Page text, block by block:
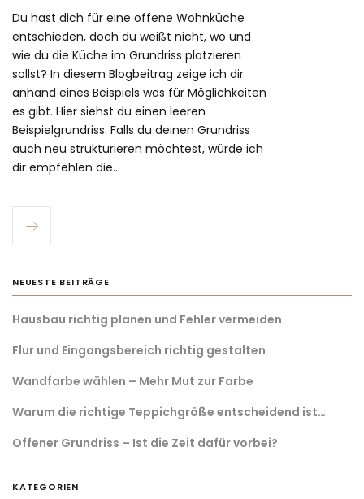
Du hast dich für eine offene Wohnküche
entschieden, doch du weißt nicht, wo und
wie du die Küche im Grundriss platzieren
sollst? In diesem Blogbeitrag zeige ich dir
anhand eines Beispiels was für Möglichkeiten
es gibt. Hier siehst du einen leeren
Beispielgrundriss. Falls du deinen Grundriss
auch neu strukturieren möchtest, würde ich
dir empfehlen die…
NEUESTE BEITRÄGE
Hausbau richtig planen und Fehler vermeiden
Flur und Eingangsbereich richtig gestalten
Wandfarbe wählen – Mehr Mut zur Farbe
Warum die richtige Teppichgröße entscheidend ist…
Offener Grundriss – Ist die Zeit dafür vorbei?
KATEGORIEN